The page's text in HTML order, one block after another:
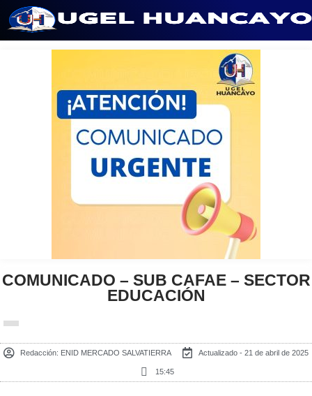
COMUNICADO – SUB CAFAE – SECTOR
EDUCACIÓN
Redacción: ENID MERCADO SALVATIERRA Actualizado - 21 de abril de 2025
15:45